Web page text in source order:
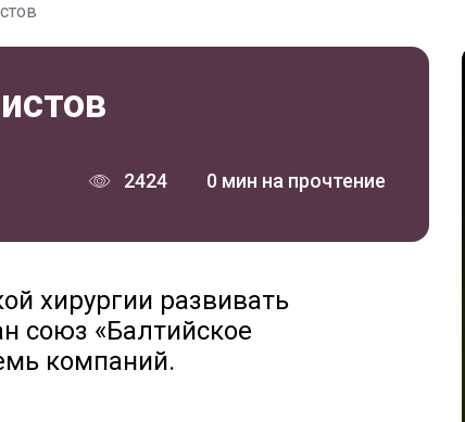
2424 0 мин на прочтение
хирургии развивать
союз «Балтийское
компаний.